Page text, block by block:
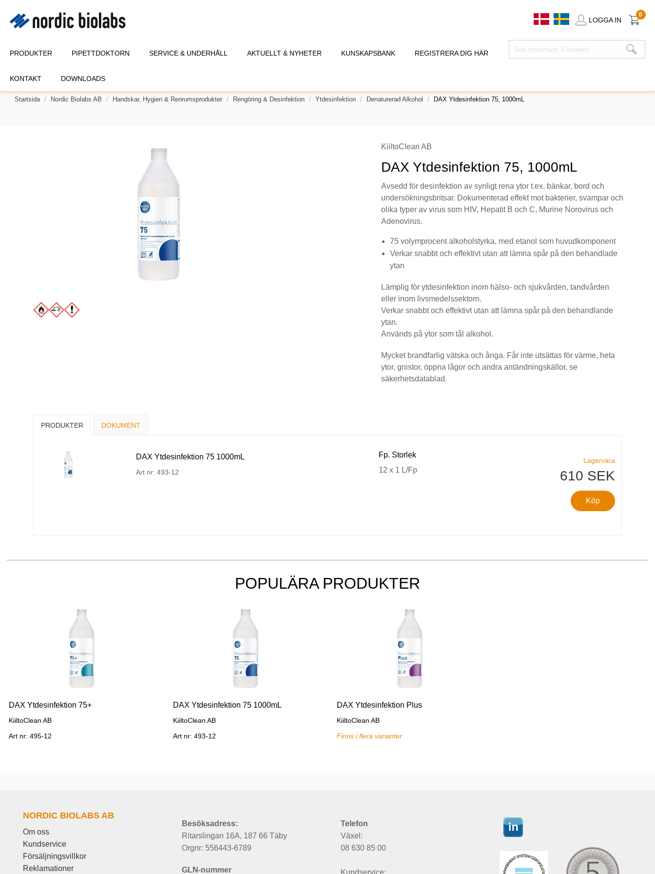
LOGGA IN
0
PRODUKTER PIPETTDOKTORN SERVICE & UNDERHÅLL AKTUELLT & NYHETER KUNSKAPSBANK REGISTRERA DIG HÄR
KONTAKT DOWNLOADS
Startsida Nordic Biolabs AB Handskar, Hygien & Renrumsprodukter Rengöring & Desinfektion Ytdesinfektion Denaturerad Alkohol DAX Ytdesinfektion 75, 1000mL
KiiltoClean AB
DAX Ytdesinfektion 75, 1000mL
Avsedd för desinfektion av synligt rena ytor t.ex. bänkar, bord och
undersökningsbritsar. Dokumenterad effekt mot bakterier, svampar och
olika typer av virus som HIV, Hepatit B och C, Murine Norovirus och
Adenovirus.
75 volymprocent alkoholstyrka, med etanol som huvudkomponent
Verkar snabbt och effektivt utan att lämna spår på den behandlade
ytan
Lämplig för ytdesinfektion inom hälso- och sjukvården, tandvården
eller inom livsmedelssektorn.
Verkar snabbt och effektivt utan att lämna spår på den behandlande
ytan.
Används på ytor som tål alkohol.
Mycket brandfarlig vätska och ånga. Får inte utsättas för värme, heta
ytor, gnistor, öppna lågor och andra antändningskällor, se
säkerhetsdatablad.
PRODUKTER DOKUMENT
DAX Ytdesinfektion 75 1000mL
Art nr: 493-12
Fp. Storlek
12 x 1 L/Fp
Lagervara
610 SEK
Köp
POPULÄRA PRODUKTER
DAX Ytdesinfektion 75+
KiiltoClean AB
Art nr: 495-12
DAX Ytdesinfektion 75 1000mL
KiiltoClean AB
Art nr: 493-12
DAX Ytdesinfektion Plus
KiiltoClean AB
Finns i flera varianter
NORDIC BIOLABS AB
Om oss
Kundservice
Försäljningsvillkor
Reklamationer
Besöksadress:
Ritarslingan 16A, 187 66 Täby
Orgnr: 556443-6789
GLN-nummer
Telefon
Växel:
08 630 85 00
Kundservice: